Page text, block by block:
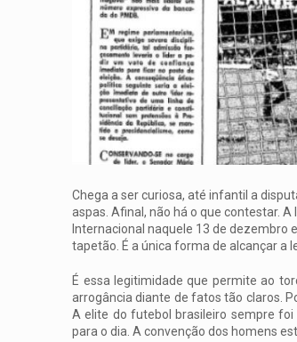
Chega a ser curiosa, até infantil a
aspas. Afinal, não há o que contestar.
Internacional naquele 13 de dezembro
tapetão. É a única forma de alcançar a
É essa legitimidade que permite ao
arrogância diante de fatos tão claros.
A elite do futebol brasileiro sempre foi
para o dia. A convenção dos homens